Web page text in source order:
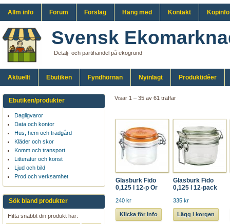
Allm info Forum Förslag Häng med Kontakt Köpinfo
Svensk
Detalj- och partihandel på ekogrund
Aktuellt Ebutiken Fyndhörnan Nyinlagt Produktidéer
Visar 1 – 35 av 61 träffar
Glasburk Fido
0,125 l 12-p Or
240 kr
Klicka för info
Glasburk Fido
0,125 l 12-pack
335 kr
Lägg i korgen
Ebutiken/produkter
Dagligvaror
Data och kontor
Hus, hem och trädgård
Kläder och skor
Komm och transport
Litteratur och konst
Ljud och bild
Prod och verksamhet
Sök bland produkter
Hitta snabbt din produkt här: